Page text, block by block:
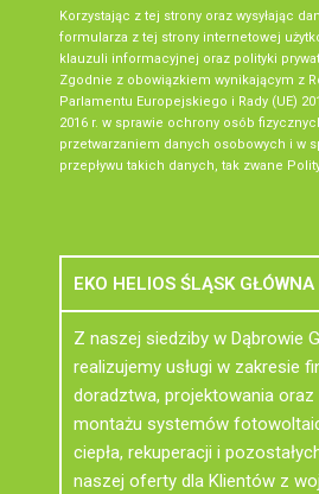
Korzystając z tej strony oraz wysyłając
formularza z tej strony internetowej
klauzuli informacyjnej oraz polityki
Zgodnie z obowiązkiem wynikającym z
Parlamentu Europejskiego i Rady (UE)
2016 r. w sprawie ochrony osób
przetwarzaniem danych osobowych i w
przepływu takich danych, tak zwane
EKO HELIOS ŚLĄSK
Z naszej siedziby w Dąbrowie
realizujemy usługi w zakresie
doradztwa, projektowania oraz
montażu systemów
ciepła, rekuperacji i
naszej oferty dla Klientów z